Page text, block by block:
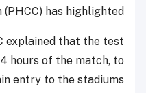
has highlighted.
explained that the test
hours of the match, to
entry to the stadiums.